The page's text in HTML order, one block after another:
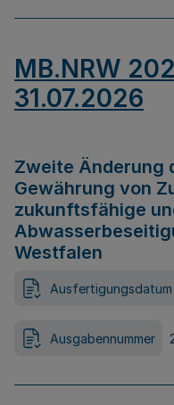
MB.NRW
31.07.2026
Zweite Änderung
Gewährung von
zukunftsfähige
Westfalen
Ausfertigungsdatum
Ausgabennummer